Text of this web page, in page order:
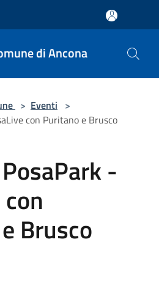
di Ancona
> Eventi >
con Puritano e Brusco
-
Brusco